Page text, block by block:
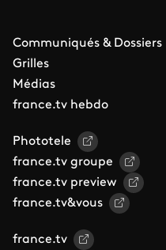
Communiqués & Dossiers
Grilles
Médias
france.tv hebdo
Phototele
france.tv groupe
france.tv preview
france.tv&vous
france.tv